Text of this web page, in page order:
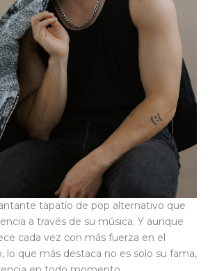
tapatío de pop alternativo que
a través de su música. Y aunque
cada vez con más fuerza en el
lo que más destaca no es solo su fama,